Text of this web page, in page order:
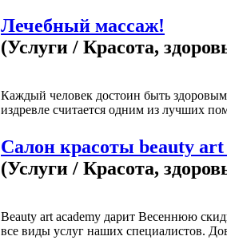
Лечебный массаж!
(Услуги / Красота,
Каждый человек достоин быть
издревле считается одним из лучших
Салон красоты beauty art
(Услуги / Красота,
Beauty art academy дарит Весеннюю
все виды услуг наших специалистов.